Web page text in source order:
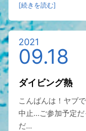
[続きを読む]
2021
09.18
ダイビング熱
こんばんは！ヤブ
中止…ご参加予定
だ...